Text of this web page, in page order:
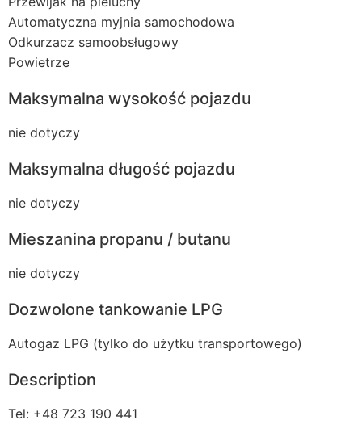
Automatyczna myjnia samochodowa
Odkurzacz samoobsługowy
Powietrze
Maksymalna wysokość pojazdu
nie dotyczy
Maksymalna długość pojazdu
nie dotyczy
Mieszanina propanu / butanu
nie dotyczy
Dozwolone tankowanie LPG
Autogaz LPG (tylko do użytku transportowego)
Description
Tel: +48 723 190 441